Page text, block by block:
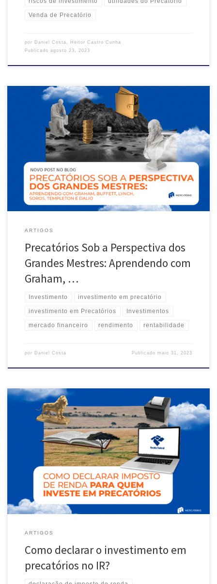
Venda de Precatório
por Daniel Costa ,
Heitor Castro Cunha
Publicado agosto 23, 2023
No mundo dos investimentos, existem figuras cujas estratégias e
abordagens se tornaram lendárias. Benjamin Graham, Warren Buffett,
Peter Lynch, George Soros, John Templeton e Ray Dalio são nomes
que ressoam como sinônimos de sucesso no investimento. Suas
abordagens, embora distintas, compartilham uma sabedoria
fundamental, a apreciação do valor e o […]
ARTIGOS
Precatórios Sob a Perspectiva dos
Grandes Mestres: Aprendendo com
Graham, …
Investimento investimento em precatório
investimento em Precatórios Investimentos
mercado financeiro rendimento rentabilidade
por Daniel Costa Publicadomaio 31, 2023
O investimento em precatórios é uma forma de aplicação financeira
que pode gerar rendimentos interessantes, mas é importante prestar
atenção nas obrigações fiscais. Neste artigo, vamos abordar as
principais informações sobre como declarar o Imposto de Renda
(IR) para quem investe em precatórios. Tudo pronto para começar?
Então, boa leitura! Quem […]
ARTIGOS
Como declarar o investimento em
precatórios no IR?